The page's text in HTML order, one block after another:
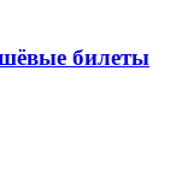
билеты